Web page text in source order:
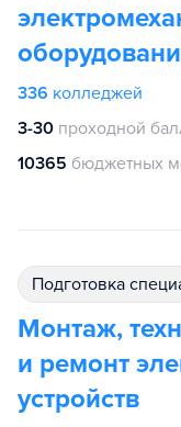
336 колледжей
3-30 проходной
10365 бюджетных
подготовка
Монтаж,
и ремонт
устройств